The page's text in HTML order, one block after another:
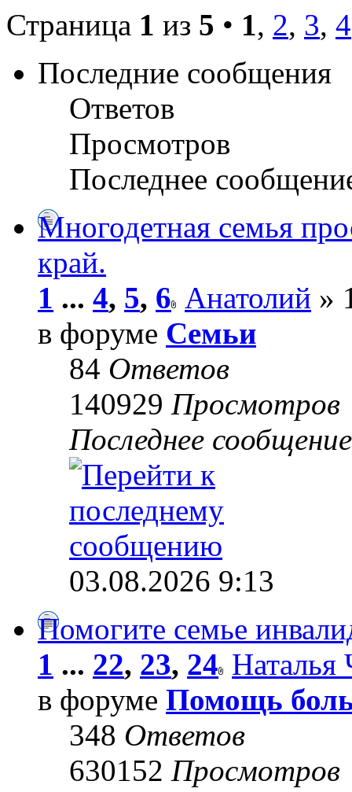
Страница 1 из 5 • 1, 2, 3, 4
Последние сообщения
Ответов
Просмотров
Последнее
Многодетная семья
край.
1 ... 4, 5, 6 Анатолий »
в форуме Семьи
84 Ответов
140929 Просмотров
Последнее
03.08.2026 9:13
Помогите семье
1 ... 22, 23, 24 Наталья
в форуме Помощь
348 Ответов
630152 Просмотров